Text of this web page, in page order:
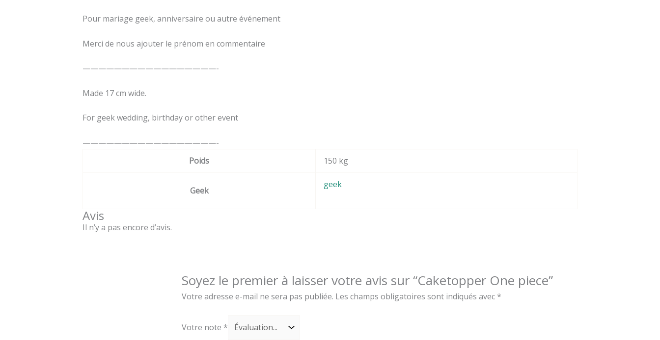
Pour mariage geek, anniversaire ou autre événement
Merci de nous ajouter le prénom en commentaire
—————————————————-
Made 17 cm wide.
For geek wedding, birthday or other event
—————————————————-
Poids
150 kg
Geek
geek
Avis
Il n’y a pas encore d’avis.
Soyez le premier à laisser votre avis sur “Caketopper One piece”
Votre adresse e-mail ne sera pas publiée. Les champs obligatoires sont indiqués avec *
Votre note *